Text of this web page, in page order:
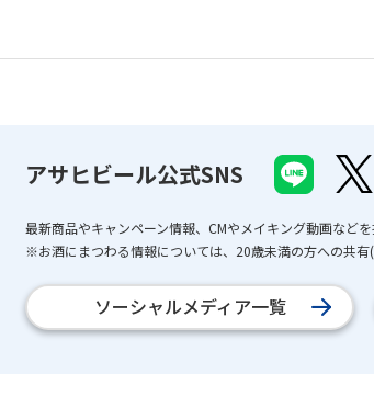
アサヒビール公式SNS
最新商品やキャンペーン情報、CMやメイキング動画などを
※お酒にまつわる情報については、20歳未満の方への共有(
ソーシャルメディア一覧